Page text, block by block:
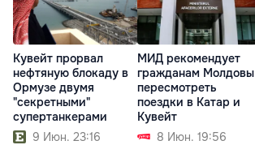
Кувейт прорвал
нефтяную блокаду в
Ормузе двумя
"секретными"
супертанкерами
9 Июн. 23:16
МИД рекомендует
гражданам Молдовы
пересмотреть
поездки в Катар и
Кувейт
8 Июн. 19:56